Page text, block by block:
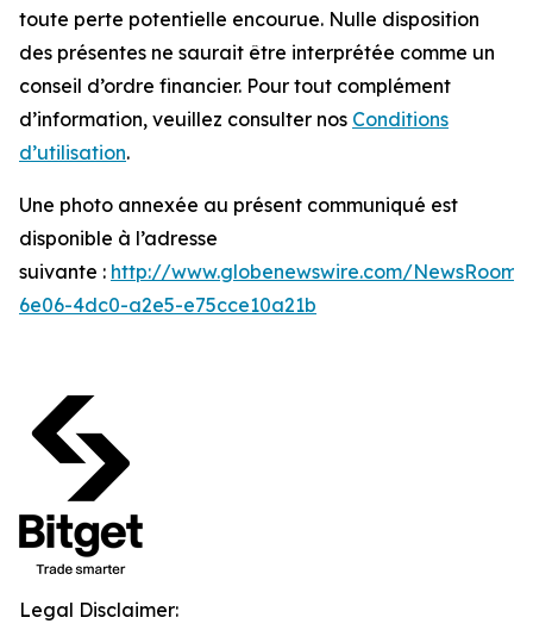
toute perte potentielle encourue. Nulle disposition
des présentes ne saurait être interprétée comme un
conseil d’ordre financier. Pour tout complément
d’information, veuillez consulter nos Conditions
d’utilisation.
Une photo annexée au présent communiqué est
disponible à l’adresse
suivante : http://www.globenewswire.com/
6e06-4dc0-a2e5-e75cce10a21b
Legal Disclaimer: